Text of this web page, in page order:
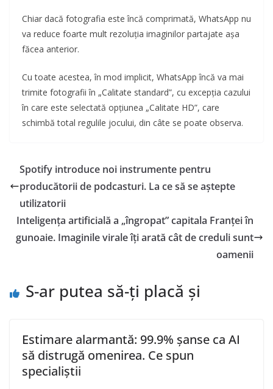
Chiar dacă fotografia este încă comprimată, WhatsApp nu
va reduce foarte mult rezoluția imaginilor partajate așa
făcea anterior.
Cu toate acestea, în mod implicit, WhatsApp încă va mai
trimite fotografii în „Calitate standard”, cu excepția cazului
în care este selectată opțiunea „Calitate HD”, care
schimbă total regulile jocului, din câte se poate observa.
Spotify introduce noi instrumente pentru
producătorii de podcasturi. La ce să se aștepte
utilizatorii
Inteligența artificială a „îngropat” capitala Franței în
gunoaie. Imaginile virale îți arată cât de creduli sunt
oamenii
S-ar putea să-ți placă și
Estimare alarmantă: 99.9% șanse ca AI
să distrugă omenirea. Ce spun
specialiștii